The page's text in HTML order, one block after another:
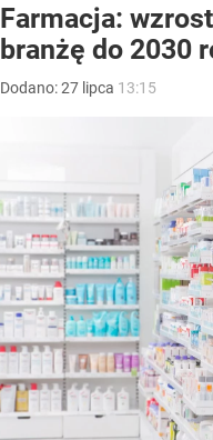
Farmacja:
branżę do 2030
Dodano:27 lipca 13:15